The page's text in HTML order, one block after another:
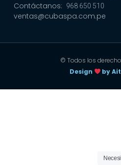
Contáctanos: 968 650 510
ventas@cubaspa.com.pe
© Todos los
Design
by